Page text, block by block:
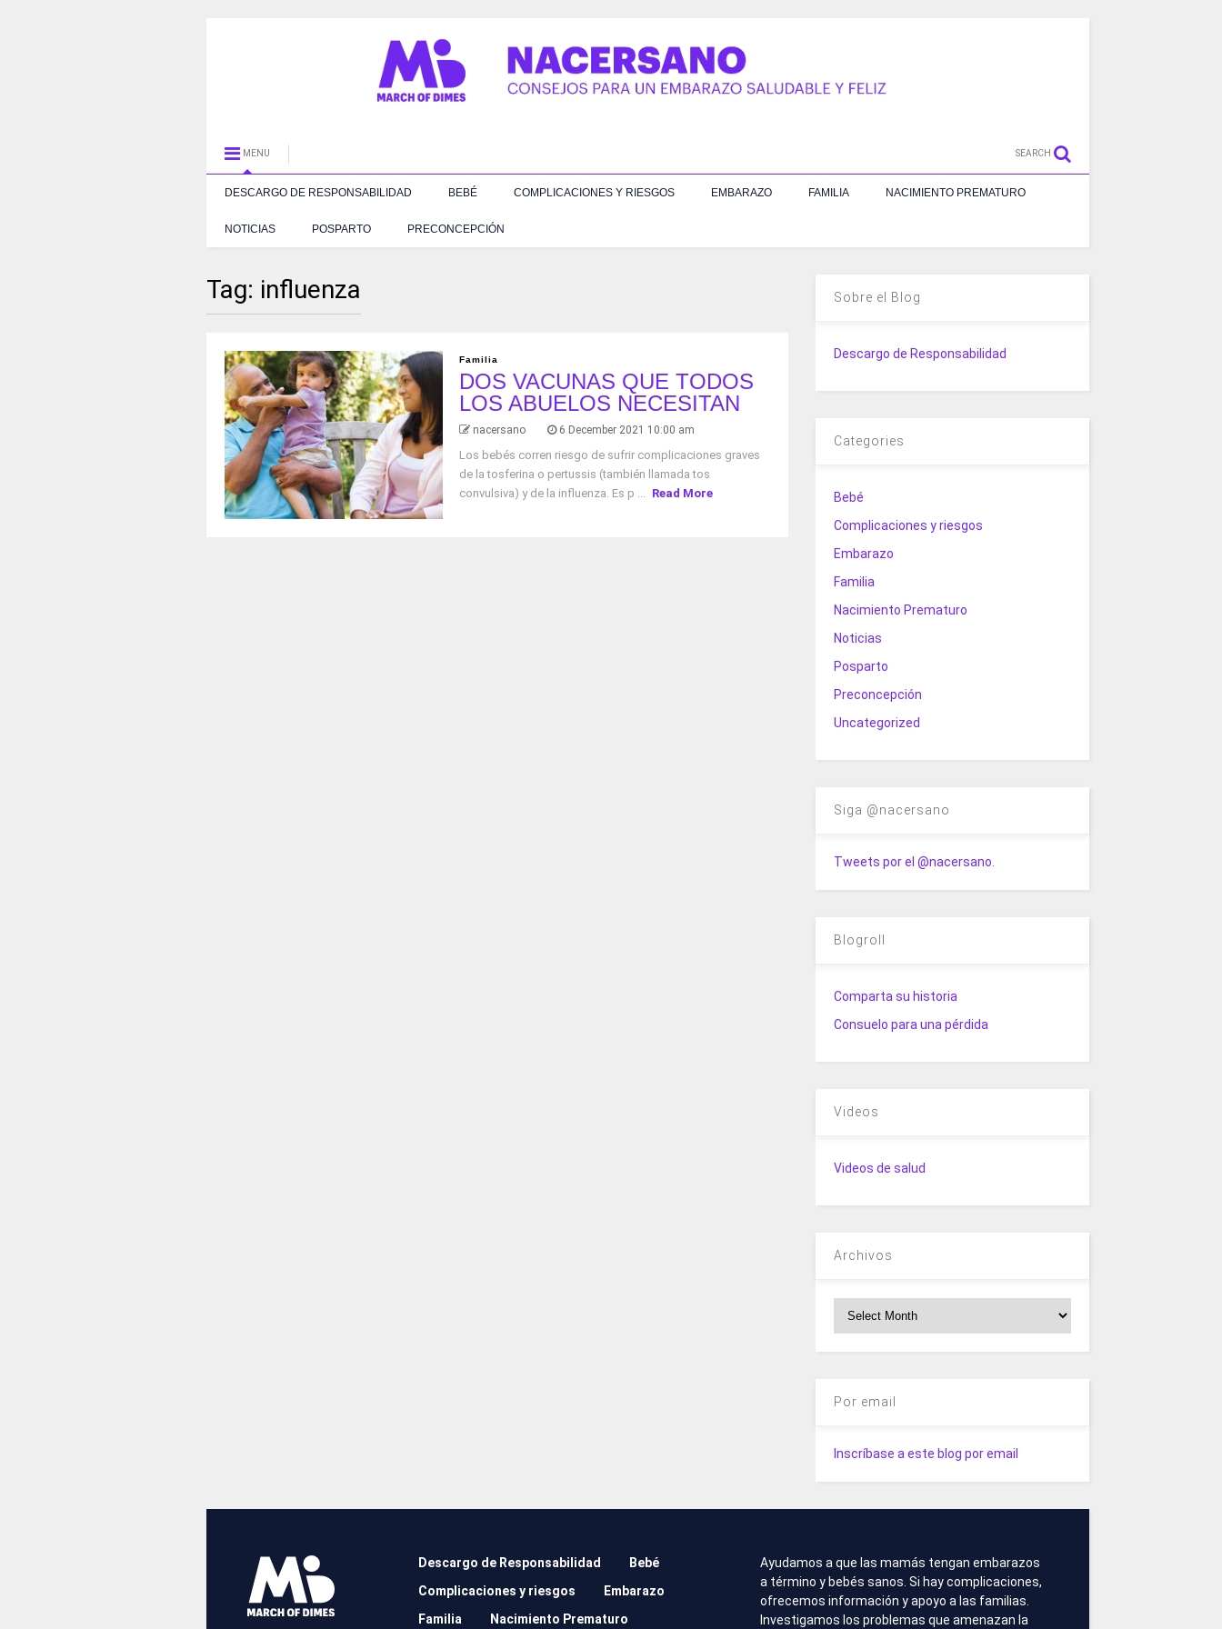
MENU SEARCH
DESCARGO DE RESPONSABILIDAD BEBÉ COMPLICACIONES Y RIESGOS EMBARAZO FAMILIA NACIMIENTO PREMATURO
NOTICIAS POSPARTO PRECONCEPCIÓN
Tag: influenza
Familia
DOS VACUNAS QUE TODOS
LOS ABUELOS NECESITAN
nacersano 6 December 2021 10:00 am
Los bebés corren riesgo de sufrir complicaciones graves
de la tosferina o pertussis (también llamada tos
convulsiva) y de la influenza. Es p ...
Read More
Sobre el Blog
Descargo de Responsabilidad
Categories
Bebé
Complicaciones y riesgos
Embarazo
Familia
Nacimiento Prematuro
Noticias
Posparto
Preconcepción
Uncategorized
Siga @nacersano
Tweets por el @nacersano.
Blogroll
Comparta su historia
Consuelo para una pérdida
Videos
Videos de salud
Archivos
Por email
Inscríbase a este blog por email
Descargo de Responsabilidad
Bebé
Complicaciones y riesgos
Embarazo
Familia
Nacimiento Prematuro
Ayudamos a que las mamás tengan embarazos
a término y bebés sanos. Si hay complicaciones,
ofrecemos información y apoyo a las familias.
Investigamos los problemas que amenazan la